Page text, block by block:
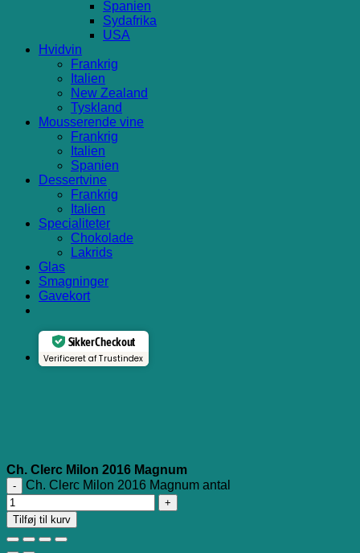
Spanien
Sydafrika
USA
Hvidvin
Frankrig
Italien
New Zealand
Tyskland
Mousserende vine
Frankrig
Italien
Spanien
Dessertvine
Frankrig
Italien
Specialiteter
Chokolade
Lakrids
Glas
Smagninger
Gavekort
Sikker Checkout
Verificeret af Trustindex
Ch. Clerc Milon 2016 Magnum
Ch. Clerc Milon 2016 Magnum antal
Tilføj til kurv